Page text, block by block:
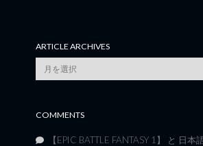
ARTICLE ARCHIVES
Article
Archives
COMMENTS
【EPIC BATTLE FANTASY 1】 と 日本